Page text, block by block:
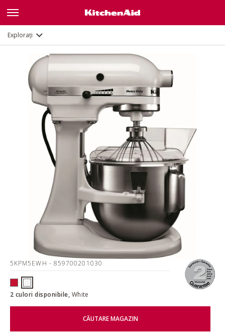
ExplorațiGalerie
5KPM5EWH - 859700201030
2 culori disponibile, White
CĂUTARE MAGAZIN